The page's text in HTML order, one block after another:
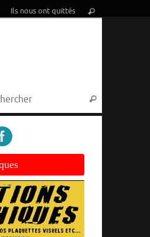
Ils nous ont quittés
pour
Rechercher
Rechercher